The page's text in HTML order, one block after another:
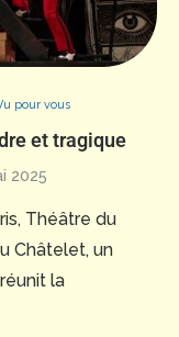
pour vous
et tragique
2025
Théâtre du
Châtelet, un
la